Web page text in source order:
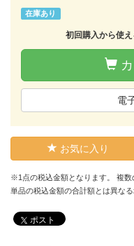
在庫あり
初回購入から使
カ
電
お気に入り
※1点の税込金額となります。 複数
単品の税込金額の合計額とは異な
ポスト